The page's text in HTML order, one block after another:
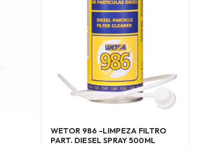
WETOR 986 -LIMPEZA FILTRO
PART. DIESEL SPRAY 500ML